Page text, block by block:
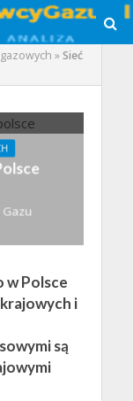
»Sieć
w Polsce
i
są